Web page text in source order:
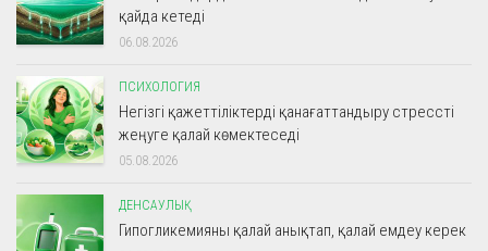
қайда кетеді
06.08.2026
ПСИХОЛОГИЯ
Негізгі қажеттіліктерді қанағаттандыру стрессті
жеңуге қалай көмектеседі
05.08.2026
ДЕНСАУЛЫҚ
Гипогликемияны қалай анықтап, қалай емдеу керек